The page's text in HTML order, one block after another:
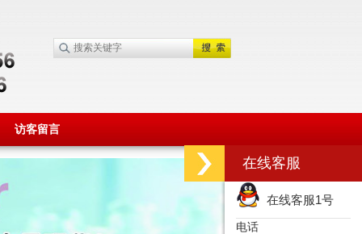
访客留言
在线客服
在线客服1号
电话